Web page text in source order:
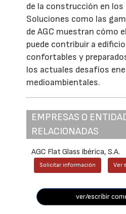
de la construcción en
Soluciones como las
de AGC muestran cómo
puede contribuir a
confortables y
los actuales desafíos
medioambientales.
EMPRESAS O
RELACIONADAS
AGC Flat Glass Ibérica, S.A.
Solicitar información Ver
ver/escribir